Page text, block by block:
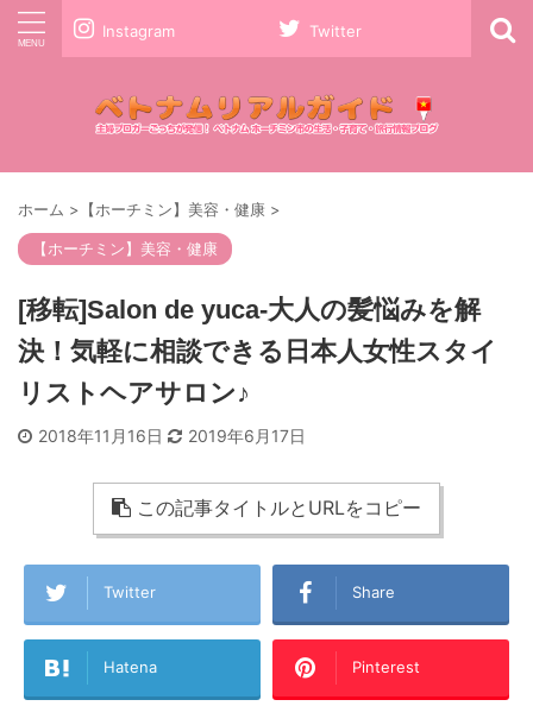
Instagram Twitter
ホーム > 【ホーチミン】美容・健康 >
【ホーチミン】美容・健康
[移転]Salon de yuca-大人の髪悩みを解
決！気軽に相談できる日本人女性スタイ
リストヘアサロン♪
2018年11月16日 2019年6月17日
この記事タイトルとURLをコピー
Twitter Share
Hatena Pinterest